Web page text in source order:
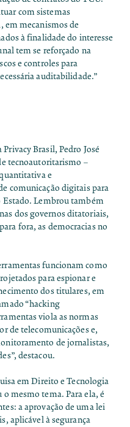
com sistemas
em mecanismos de
à finalidade do interesse
tem se reforçado na
e controles para
auditabilidade.”
Brasil, Pedro José
tecnoautoritarismo –
e
comunicação digitais para
Estado. Lembrou também
dos governos ditatoriais,
fora, as democracias no
funcionam como
para espionar e
dos titulares, em
“hacking
viola as normas
de telecomunicações e,
de jornalistas,
destacou.
em Direito e Tecnologia
o mesmo tema. Para ela, é
a aprovação de uma lei
aplicável à segurança